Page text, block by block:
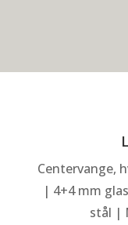
Centervange,
| 4+4 mm
stål |